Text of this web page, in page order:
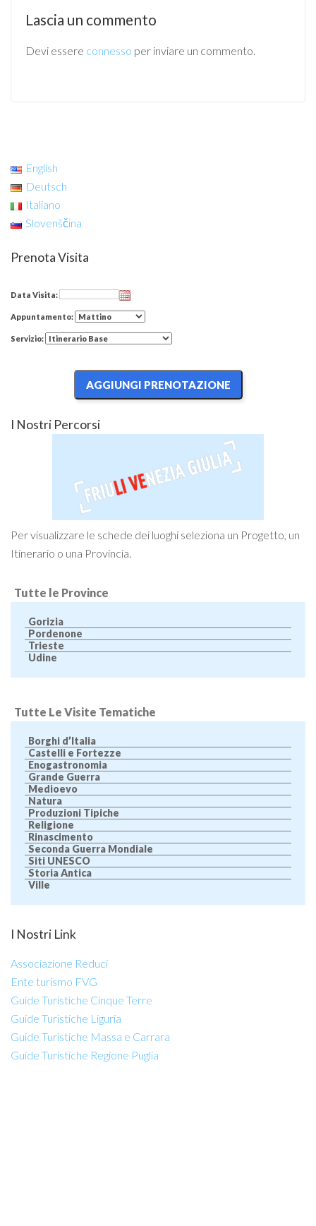
Lascia un commento
Devi essere connesso per inviare un commento.
English
Deutsch
Italiano
Slovenščina
Prenota Visita
Data Visita:
Appuntamento:
Servizio:
I Nostri Percorsi
Per visualizzare le schede dei luoghi seleziona un Progetto, un
Itinerario o una Provincia.
Tutte le Province
Gorizia
Pordenone
Trieste
Udine
Tutte Le Visite Tematiche
Borghi d’Italia
Castelli e Fortezze
Enogastronomia
Grande Guerra
Medioevo
Natura
Produzioni Tipiche
Religione
Rinascimento
Seconda Guerra Mondiale
Siti UNESCO
Storia Antica
Ville
I Nostri Link
Associazione Reduci
Ente turismo FVG
Guide Turistiche Cinque Terre
Guide Turistiche Liguria
Guide Turistiche Massa e Carrara
Guide Turistiche Regione Puglia